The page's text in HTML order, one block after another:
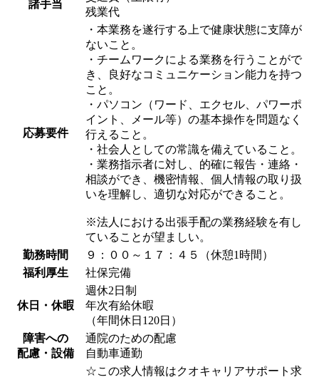
諸手当
残業代
応募要件
・本業務を遂行する上で健康状態に支障が
ないこと。
・チームワークによる業務を行うことがで
き、良好なコミュニケーション能力を持つ
こと。
・パソコン（ワード、エクセル、パワーポ
イント、メール等）の基本操作を問題なく
行えること。
・社会人としての常識を備えていること。
・業務指示者に対し、的確に報告・連絡・
相談ができ、機密情報、個人情報の取り扱
いを理解し、適切な対応ができること。
※法人における出張手配の業務経験を有し
ていることが望ましい。
勤務時間
９：００～１７：４５（休憩1時間）
福利厚生
社保完備
休日・休暇
週休2日制
年次有給休暇
（年間休日120日）
障害への
配慮・設備
通院のための配慮
自動車通勤
☆この求人情報はクオキャリアサポート求